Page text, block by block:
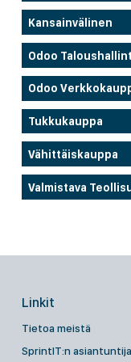
Kansainvälinen
Odoo
Odoo
Tukkukauppa
Vähittäiskauppa
Valmistava
Linkit
Tietoa meistä
SprintIT:n